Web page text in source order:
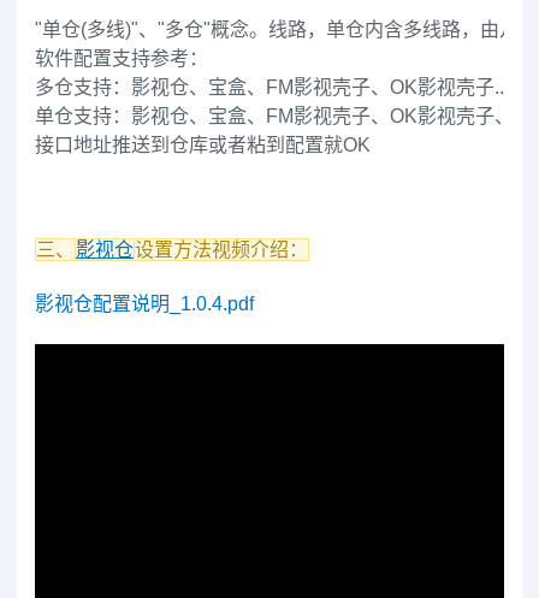
"单仓(多线)"、"多仓"概念。线路，单仓内含多线路，由几
软件配置支持参考：
多仓支持：影视仓、宝盒、FM影视壳子、OK影视壳子...
单仓支持：影视仓、宝盒、FM影视壳子、OK影视壳子、
接口地址推送到仓库或者粘到配置就OK
三、 影视仓设置方法视频介绍：
影视仓配置说明_1.0.4.pdf